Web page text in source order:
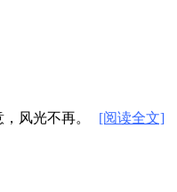
风光不再。
[阅读全文]